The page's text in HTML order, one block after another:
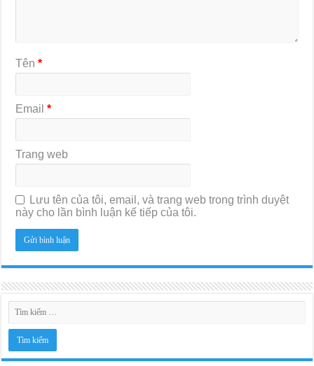
Tên*
Email*
Trang web
Lưu tên của tôi, email, và trang web trong trình duyệt
này cho lần bình luận kế tiếp của tôi.